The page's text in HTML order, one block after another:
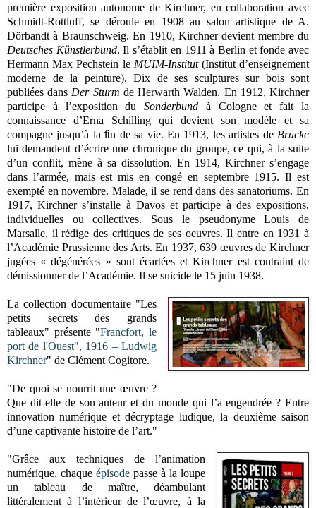
première exposition autonome de Kirchner, en collaboration avec
Schmidt-Rottluff, se déroule en 1908 au salon artistique de A.
Dörbandt à Braunschweig. En 1910, Kirchner devient membre du
Deutsches Künstlerbund. Il s’établit en 1911 à Berlin et fonde avec
Hermann Max Pechstein le MUIM-Institut (Institut d’enseignement
moderne de la peinture). Dix de ses sculptures sur bois sont
publiées dans Der Sturm de Herwarth Walden. En 1912, Kirchner
participe à l’exposition duSonderbund à Cologne et fait la
connaissance d’Erna Schilling qui devient son modèle et sa
compagne jusqu’à lafin de sa vie. En 1913, les artistes de Brücke
lui demandent d’écrire une chronique du groupe, ce qui, à la suite
d’un conflit, mène à sa dissolution. En 1914, Kirchner s’engage
dans l’armée, mais est mis en congé en septembre 1915. Il est
exempté en novembre. Malade, il se rend dans des sanatoriums. En
1917, Kirchner s’installe à Davos et participe à des expositions,
individuelles ou collectives. Sous le pseudonyme Louis de
Marsalle, il rédige des critiques de ses oeuvres. Il entre en 1931 à
l’Académie Prussienne des Arts. En 1937, 639 œuvres de Kirchner
jugées « dégénérées » sont écartées et Kirchner est contraint de
démissionner de l’Académie. Il se suicide le 15 juin 1938.
La collection documentaire "Les
petits secrets des grands
tableaux" présente "Francfort, le
port de l'Ouest", 1916 – Ludwig
Kirchner" de Clément Cogitore.
"De quoi se nourrit une œuvre ?
Que dit-elle de son auteur et du monde qui l’a engendrée ? Entre
innovation numérique et décryptage ludique, la deuxième saison
d’une captivante histoire de l’art."
"Grâce aux techniques de l’animation
numérique, chaqueépisode passe à la loupe
un tableau de maître, déambulant
littéralement à l’intérieur de l’œuvre, à la